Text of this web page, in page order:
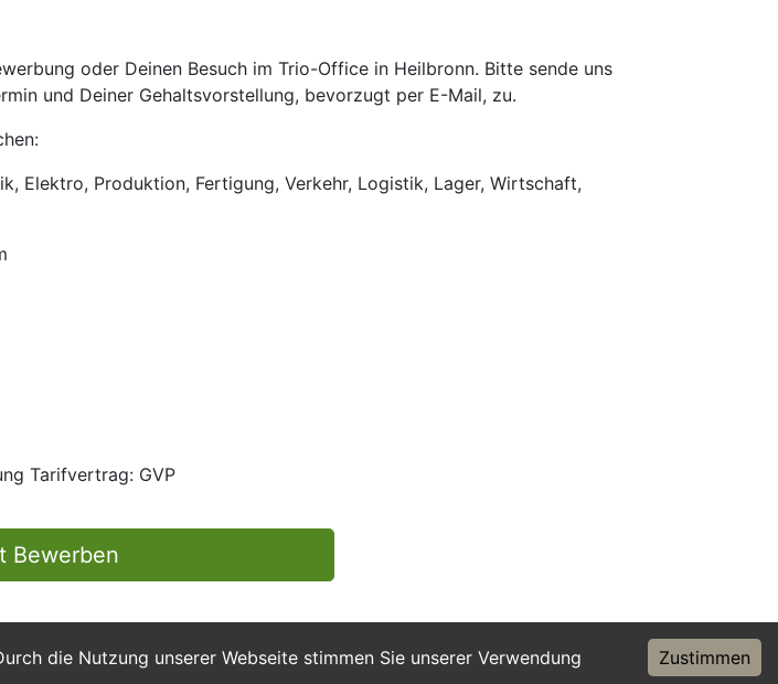
die Nutzung unserer Webseite stimmen Sie unserer Verwendung
Zustimmen
oder Deinen Besuch im Trio-Office in Heilbronn. Bitte sende uns
und Deiner Gehaltsvorstellung, bevorzugt per E-Mail, zu.
Elektro, Produktion, Fertigung, Verkehr, Logistik, Lager, Wirtschaft,
Tarifvertrag: GVP
Bewerben